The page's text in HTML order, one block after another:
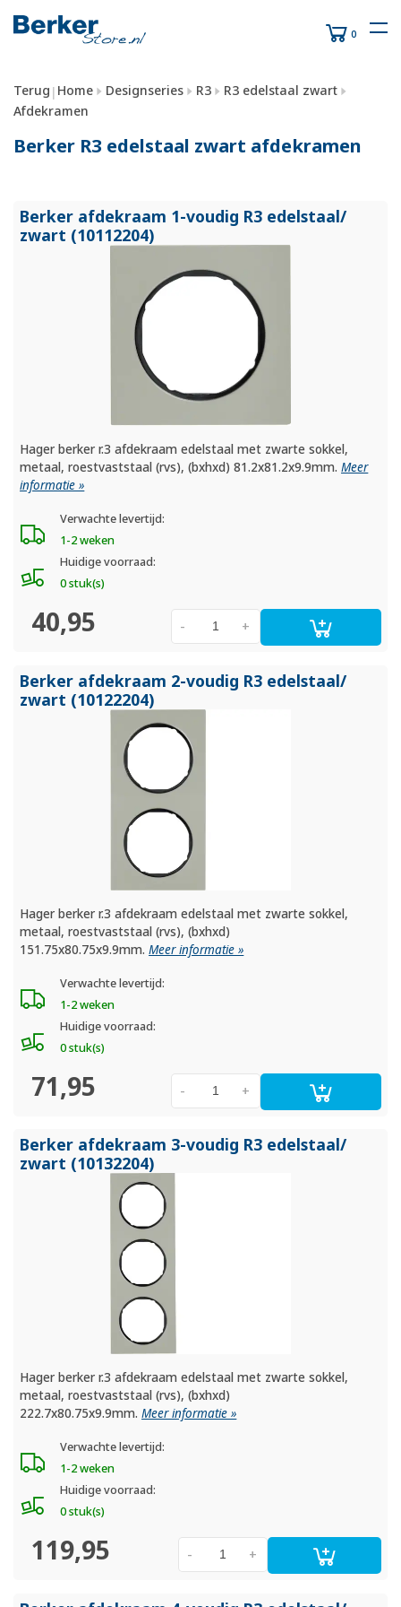
0
Terug | Home Designseries R3
R3 edelstaal zwart
Afdekramen
Berker R3 edelstaal zwart afdekramen
Berker afdekraam 1-voudig R3 edelstaal/
zwart (10112204)
Hager berker r.3 afdekraam edelstaal met zwarte sokkel,
metaal, roestvaststaal (rvs), (bxhxd) 81.2x81.2x9.9mm.Meer
informatie »
Verwachte levertijd:
1-2 weken
Huidige voorraad:
0 stuk(s)
40,95 +
-
Berker afdekraam 2-voudig R3 edelstaal/
zwart (10122204)
Hager berker r.3 afdekraam edelstaal met zwarte sokkel,
metaal, roestvaststaal (rvs), (bxhxd)
151.75x80.75x9.9mm.Meer informatie »
Verwachte levertijd:
1-2 weken
Huidige voorraad:
0 stuk(s)
71,95 +
-
Berker afdekraam 3-voudig R3 edelstaal/
zwart (10132204)
Hager berker r.3 afdekraam edelstaal met zwarte sokkel,
metaal, roestvaststaal (rvs), (bxhxd)
222.7x80.75x9.9mm.Meer informatie »
Verwachte levertijd:
1-2 weken
Huidige voorraad:
0 stuk(s)
119,95 +
-